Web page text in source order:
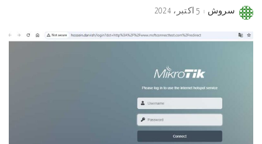
Posted
سروش 5 اکتبر، 2024